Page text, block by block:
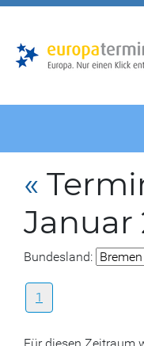
«
Januar
Bundesland:
1